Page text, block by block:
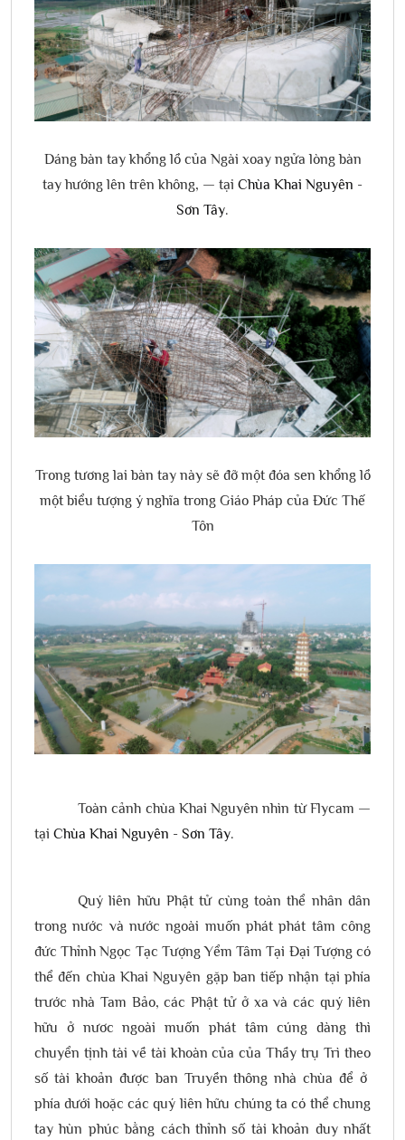
Dáng bàn tay khổng lồ của Ngài xoay ngửa lòng bàn
tay hướng lên trên không, — tại Chùa Khai Nguyên -
Sơn Tây.
Trong tương lai bàn tay này sẽ đỡ một đóa sen khổng lồ
một biểu tượng ý nghĩa trong Giáo Pháp của Đức Thế
Tôn
Toàn cảnh chùa Khai Nguyên nhìn từ Flycam —
tại Chùa Khai Nguyên - Sơn Tây.
Quý liên hữu Phật tử cùng toàn thể nhân dân
trong nước và nước ngoài muốn phát phát tâm công
đức Thỉnh Ngọc Tạc Tượng Yểm Tâm Tại Đại Tượng có
thể đến chùa Khai Nguyên gặp ban tiếp nhận tại phía
trước nhà Tam Bảo, các Phật tử ở xa và các quý liên
hữu ở nươc ngoài muốn phát tâm cúng dàng thì
chuyển tịnh tài về tài khoàn của của Thầy trụ Trì theo
số tài khoản được ban Truyền thông nhà chùa để ở
phía dưới hoặc các quý liên hữu chúng ta có thể chung
tay hùn phúc bằng cách thỉnh số tài khoản duy nhất